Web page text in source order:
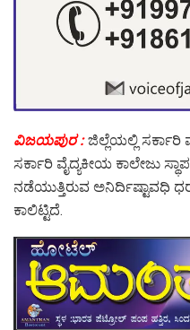
ವಿಜಯಪುರ : ಜಿಲ್ಲೆಯಲ್ಲಿ ಸರ್ಕಾರಿ
ಸರ್ಕಾರಿ ವೈದ್ಯಕೀಯ ಕಾಲೇಜು
ನಡೆಯುತ್ತಿರುವ ಅನಿರ್ದಿಷ್ಟಾವಧಿ
ಕಾಲಿಟ್ಟಿದೆ.